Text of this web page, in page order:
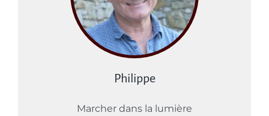
Philippe
Marcher dans la lumière